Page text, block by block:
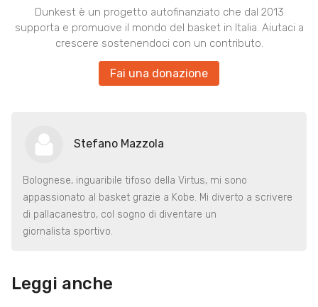
Dunkest è un progetto autofinanziato che dal 2013
supporta e promuove il mondo del basket in Italia. Aiutaci a
crescere sostenendoci con un contributo.
Fai una donazione
Stefano Mazzola
Bolognese, inguaribile tifoso della Virtus, mi sono
appassionato al basket grazie a Kobe. Mi diverto a scrivere
di pallacanestro, col sogno di diventare un
giornalista sportivo.
Leggi anche